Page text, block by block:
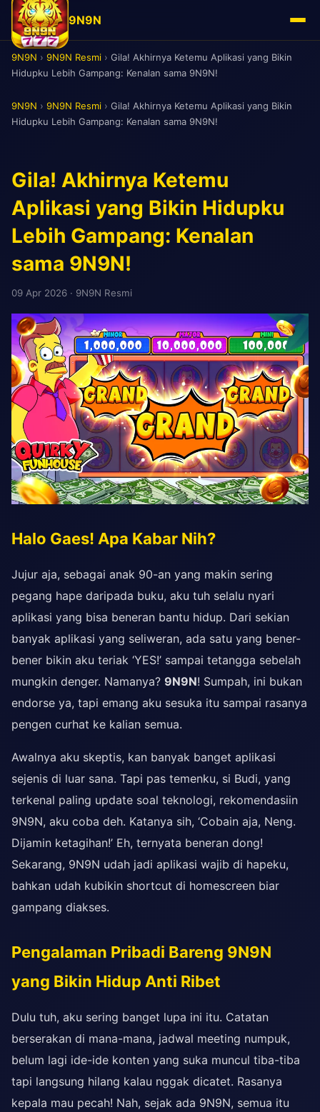
9N9N
9N9N › 9N9N Resmi › Gila! Akhirnya Ketemu Aplikasi yang Bikin
Hidupku Lebih Gampang: Kenalan sama 9N9N!
9N9N › 9N9N Resmi › Gila! Akhirnya Ketemu Aplikasi yang Bikin
Hidupku Lebih Gampang: Kenalan sama 9N9N!
Gila! Akhirnya Ketemu
Aplikasi yang Bikin Hidupku
Lebih Gampang: Kenalan
sama 9N9N!
09 Apr 2026 · 9N9N Resmi
Halo Gaes! Apa Kabar Nih?
Jujur aja, sebagai anak 90-an yang makin sering
pegang hape daripada buku, aku tuh selalu nyari
aplikasi yang bisa beneran bantu hidup. Dari sekian
banyak aplikasi yang seliweran, ada satu yang bener-
bener bikin aku teriak ‘YES!’ sampai tetangga sebelah
mungkin denger. Namanya? 9N9N! Sumpah, ini bukan
endorse ya, tapi emang aku sesuka itu sampai rasanya
pengen curhat ke kalian semua.
Awalnya aku skeptis, kan banyak banget aplikasi
sejenis di luar sana. Tapi pas temenku, si Budi, yang
terkenal paling update soal teknologi, rekomendasiin
9N9N, aku coba deh. Katanya sih, ‘Cobain aja, Neng.
Dijamin ketagihan!’ Eh, ternyata beneran dong!
Sekarang, 9N9N udah jadi aplikasi wajib di hapeku,
bahkan udah kubikin shortcut di homescreen biar
gampang diakses.
Pengalaman Pribadi Bareng 9N9N
yang Bikin Hidup Anti Ribet
Dulu tuh, aku sering banget lupa ini itu. Catatan
berserakan di mana-mana, jadwal meeting numpuk,
belum lagi ide-ide konten yang suka muncul tiba-tiba
tapi langsung hilang kalau nggak dicatet. Rasanya
kepala mau pecah! Nah, sejak ada 9N9N, semua itu